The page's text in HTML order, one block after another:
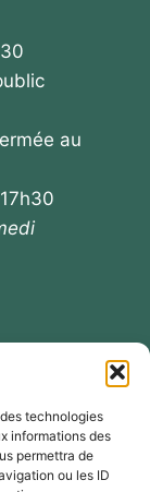
technologies
informations des
permettra de
ou les ID
au